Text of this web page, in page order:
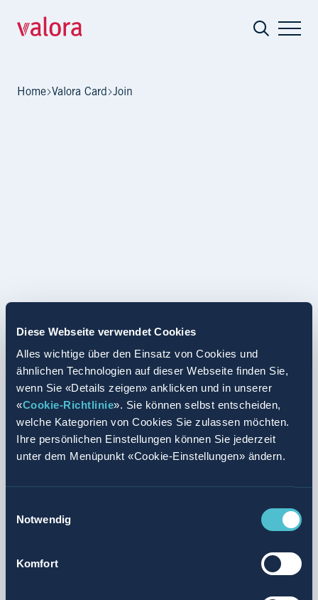
Diese Webseite verwendet Cookies
Alles wichtige über den Einsatz von Cookies und
ähnlichen Technologien auf dieser Webseite finden Sie,
wenn Sie «Details zeigen» anklicken und in unserer
«Cookie-Richtlinie». Sie können selbst entscheiden,
welche Kategorien von Cookies Sie zulassen möchten.
Ihre persönlichen Einstellungen können Sie jederzeit
unter dem Menüpunkt «Cookie-Einstellungen» ändern.
Notwendig
Komfort
Home Valora Card Join